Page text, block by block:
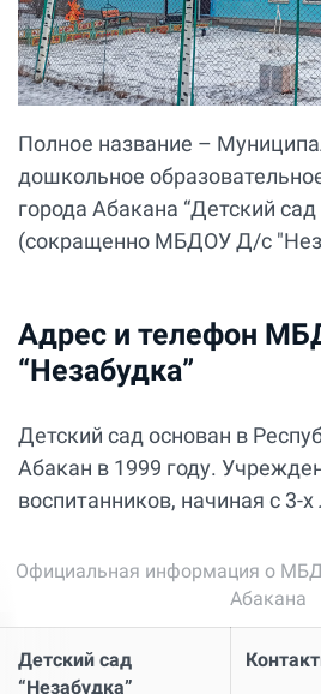
Полное название –
дошкольное
города Абакана “Детский
(сокращенно МБДОУ Д/с
Адрес и телефон
“Незабудка”
Детский сад основан в
Абакан в 1999 году.
воспитанников, начиная с 3-х
Официальная информация о
Абакана
Детский сад
“Незабудка”